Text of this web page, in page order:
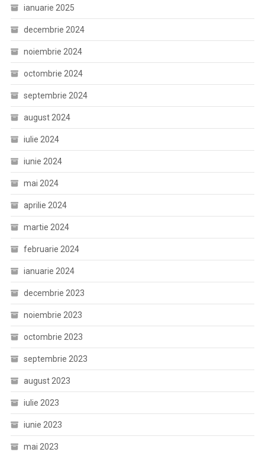
ianuarie 2025
decembrie 2024
noiembrie 2024
octombrie 2024
septembrie 2024
august 2024
iulie 2024
iunie 2024
mai 2024
aprilie 2024
martie 2024
februarie 2024
ianuarie 2024
decembrie 2023
noiembrie 2023
octombrie 2023
septembrie 2023
august 2023
iulie 2023
iunie 2023
mai 2023